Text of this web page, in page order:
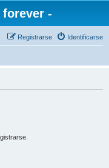
forever -
Identificarse
Registrarse